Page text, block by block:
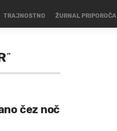
TRAJNOSTNO ŽURNAL PRIPOROČA
”
čez noč